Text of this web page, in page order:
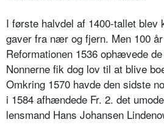
I første halvdel af 1400-tallet
gaver fra nær og fjern. Men 100
Reformationen 1536 ophævede
Nonnerne fik dog lov til at blive
Omkring 1570 havde den sidste
i 1584 afhændede Fr. 2. det
lensmand Hans Johansen